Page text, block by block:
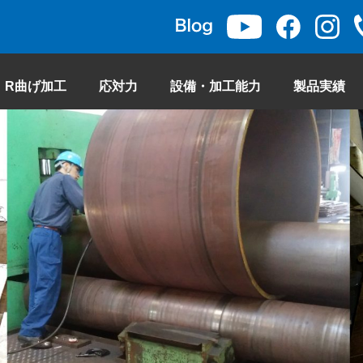
R曲げ加工 応対力 設備・加工能力 製品実績